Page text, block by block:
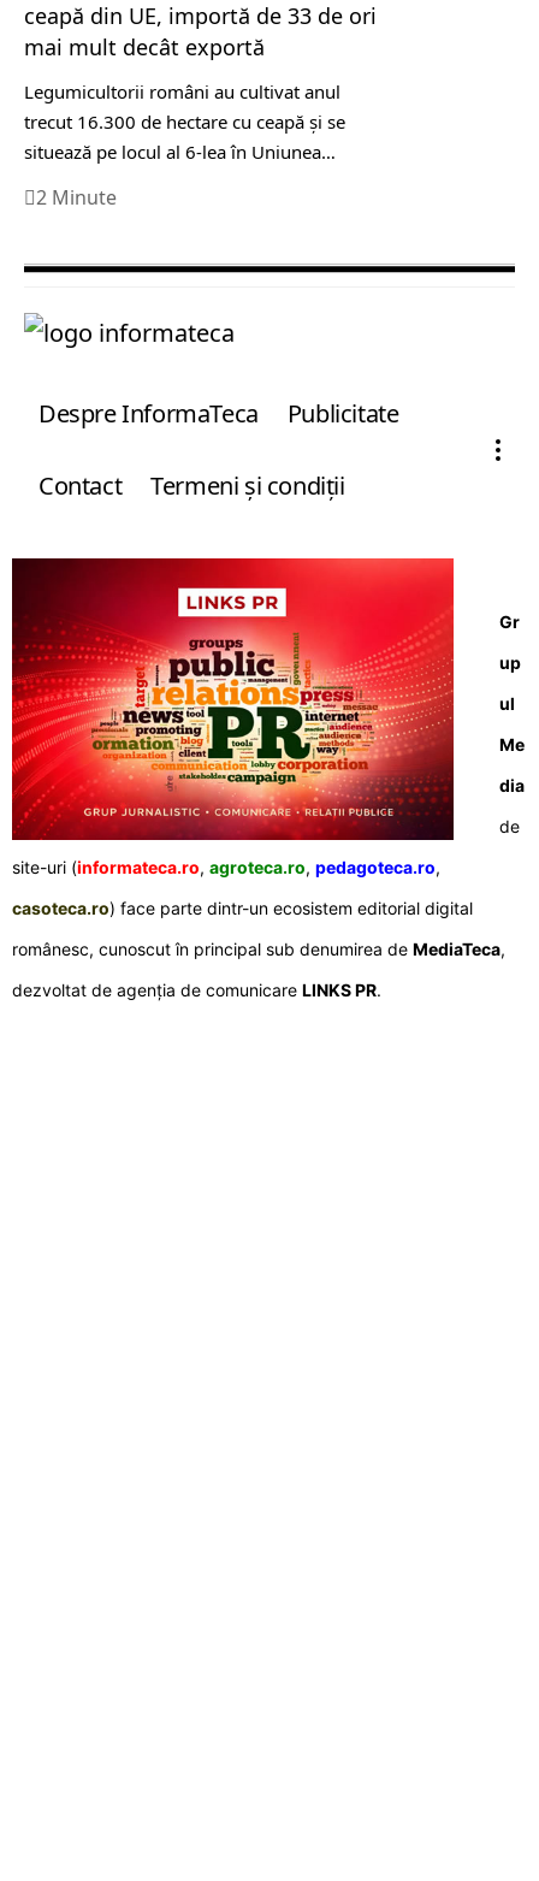
ceapă din UE, importă de 33 de ori
mai mult decât exportă
Legumicultorii români au cultivat anul
trecut 16.300 de hectare cu ceapă şi se
situează pe locul al 6-lea în Uniunea…
2 Minute
Despre InformaTeca Publicitate
Contact Termeni şi condiţii
Gr
up
ul
Me
dia
de
site-uri (informateca.ro, agroteca.ro, pedagoteca.ro,
casoteca.ro) face parte dintr-un ecosistem editorial digital
românesc, cunoscut în principal sub denumirea de MediaTeca,
dezvoltat de agenția de comunicare LINKS PR.